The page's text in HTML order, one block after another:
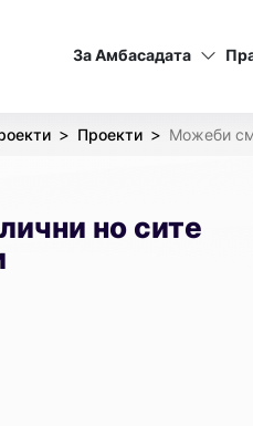
За Амбасадата
Проекти Можеби
но сите